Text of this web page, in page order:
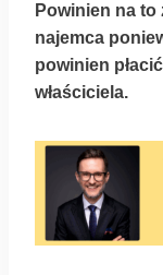
Powinien na
najemca
powinien
właściciela.